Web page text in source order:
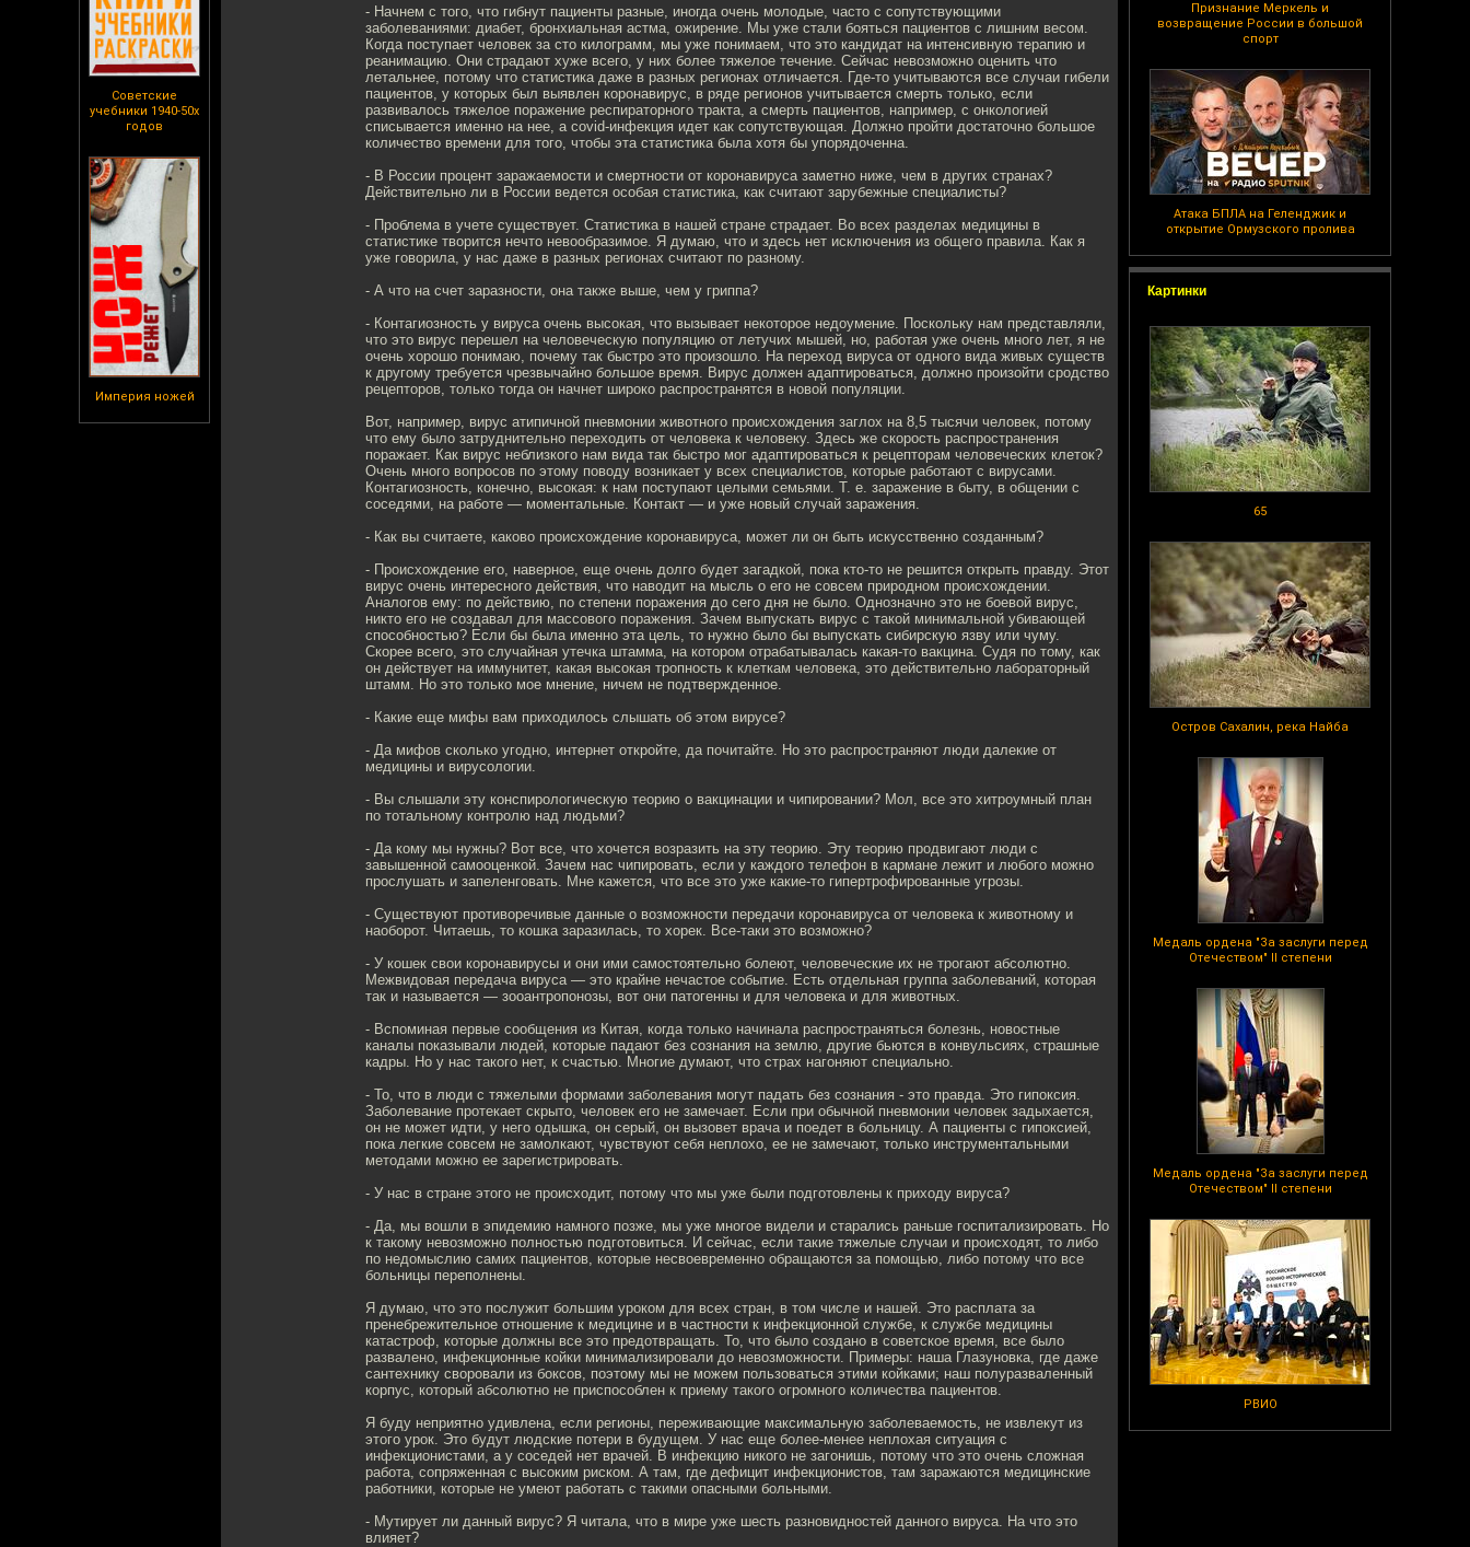
Советские
учебники 1940-50х
годов
Империя ножей
Признание Меркель и
возвращение России в большой
спорт
Атака БПЛА на Геленджик и
открытие Ормузского пролива
Картинки
65
Остров Сахалин, река Найба
Медаль ордена "За заслуги перед
Отечеством" II степени
Медаль ордена "За заслуги перед
Отечеством" II степени
РВИО
- Начнем с того, что гибнут пациенты разные, иногда очень молодые, часто с сопутствующими
заболеваниями: диабет, бронхиальная астма, ожирение. Мы уже стали бояться пациентов с лишним весом.
Когда поступает человек за сто килограмм, мы уже понимаем, что это кандидат на интенсивную терапию и
реанимацию. Они страдают хуже всего, у них более тяжелое течение. Сейчас невозможно оценить что
летальнее, потому что статистика даже в разных регионах отличается. Где-то учитываются все случаи гибели
пациентов, у которых был выявлен коронавирус, в ряде регионов учитывается смерть только, если
развивалось тяжелое поражение респираторного тракта, а смерть пациентов, например, с онкологией
списывается именно на нее, а covid-инфекция идет как сопутствующая. Должно пройти достаточно большое
количество времени для того, чтобы эта статистика была хотя бы упорядоченна.
- В России процент заражаемости и смертности от коронавируса заметно ниже, чем в других странах?
Действительно ли в России ведется особая статистика, как считают зарубежные специалисты?
- Проблема в учете существует. Статистика в нашей стране страдает. Во всех разделах медицины в
статистике творится нечто невообразимое. Я думаю, что и здесь нет исключения из общего правила. Как я
уже говорила, у нас даже в разных регионах считают по разному.
- А что на счет заразности, она также выше, чем у гриппа?
- Контагиозность у вируса очень высокая, что вызывает некоторое недоумение. Поскольку нам представляли,
что это вирус перешел на человеческую популяцию от летучих мышей, но, работая уже очень много лет, я не
очень хорошо понимаю, почему так быстро это произошло. На переход вируса от одного вида живых существ
к другому требуется чрезвычайно большое время. Вирус должен адаптироваться, должно произойти сродство
рецепторов, только тогда он начнет широко распространятся в новой популяции.
Вот, например, вирус атипичной пневмонии животного происхождения заглох на 8,5 тысячи человек, потому
что ему было затруднительно переходить от человека к человеку. Здесь же скорость распространения
поражает. Как вирус неблизкого нам вида так быстро мог адаптироваться к рецепторам человеческих клеток?
Очень много вопросов по этому поводу возникает у всех специалистов, которые работают с вирусами.
Контагиозность, конечно, высокая: к нам поступают целыми семьями. Т. е. заражение в быту, в общении с
соседями, на работе — моментальные. Контакт — и уже новый случай заражения.
- Как вы считаете, каково происхождение коронавируса, может ли он быть искусственно созданным?
- Происхождение его, наверное, еще очень долго будет загадкой, пока кто-то не решится открыть правду. Этот
вирус очень интересного действия, что наводит на мысль о его не совсем природном происхождении.
Аналогов ему: по действию, по степени поражения до сего дня не было. Однозначно это не боевой вирус,
никто его не создавал для массового поражения. Зачем выпускать вирус с такой минимальной убивающей
способностью? Если бы была именно эта цель, то нужно было бы выпускать сибирскую язву или чуму.
Скорее всего, это случайная утечка штамма, на котором отрабатывалась какая-то вакцина. Судя по тому, как
он действует на иммунитет, какая высокая тропность к клеткам человека, это действительно лабораторный
штамм. Но это только мое мнение, ничем не подтвержденное.
- Какие еще мифы вам приходилось слышать об этом вирусе?
- Да мифов сколько угодно, интернет откройте, да почитайте. Но это распространяют люди далекие от
медицины и вирусологии.
- Вы слышали эту конспирологическую теорию о вакцинации и чипировании? Мол, все это хитроумный план
по тотальному контролю над людьми?
- Да кому мы нужны? Вот все, что хочется возразить на эту теорию. Эту теорию продвигают люди с
завышенной самооценкой. Зачем нас чипировать, если у каждого телефон в кармане лежит и любого можно
прослушать и запеленговать. Мне кажется, что все это уже какие-то гипертрофированные угрозы.
- Существуют противоречивые данные о возможности передачи коронавируса от человека к животному и
наоборот. Читаешь, то кошка заразилась, то хорек. Все-таки это возможно?
- У кошек свои коронавирусы и они ими самостоятельно болеют, человеческие их не трогают абсолютно.
Межвидовая передача вируса — это крайне нечастое событие. Есть отдельная группа заболеваний, которая
так и называется — зооантропонозы, вот они патогенны и для человека и для животных.
- Вспоминая первые сообщения из Китая, когда только начинала распространяться болезнь, новостные
каналы показывали людей, которые падают без сознания на землю, другие бьются в конвульсиях, страшные
кадры. Но у нас такого нет, к счастью. Многие думают, что страх нагоняют специально.
- То, что в люди с тяжелыми формами заболевания могут падать без сознания - это правда. Это гипоксия.
Заболевание протекает скрыто, человек его не замечает. Если при обычной пневмонии человек задыхается,
он не может идти, у него одышка, он серый, он вызовет врача и поедет в больницу. А пациенты с гипоксией,
пока легкие совсем не замолкают, чувствуют себя неплохо, ее не замечают, только инструментальными
методами можно ее зарегистрировать.
- У нас в стране этого не происходит, потому что мы уже были подготовлены к приходу вируса?
- Да, мы вошли в эпидемию намного позже, мы уже многое видели и старались раньше госпитализировать. Но
к такому невозможно полностью подготовиться. И сейчас, если такие тяжелые случаи и происходят, то либо
по недомыслию самих пациентов, которые несвоевременно обращаются за помощью, либо потому что все
больницы переполнены.
Я думаю, что это послужит большим уроком для всех стран, в том числе и нашей. Это расплата за
пренебрежительное отношение к медицине и в частности к инфекционной службе, к службе медицины
катастроф, которые должны все это предотвращать. То, что было создано в советское время, все было
развалено, инфекционные койки минимализировали до невозможности. Примеры: наша Глазуновка, где даже
сантехнику своровали из боксов, поэтому мы не можем пользоваться этими койками; наш полуразваленный
корпус, который абсолютно не приспособлен к приему такого огромного количества пациентов.
Я буду неприятно удивлена, если регионы, переживающие максимальную заболеваемость, не извлекут из
этого урок. Это будут людские потери в будущем. У нас еще более-менее неплохая ситуация с
инфекционистами, а у соседей нет врачей. В инфекцию никого не загонишь, потому что это очень сложная
работа, сопряженная с высоким риском. А там, где дефицит инфекционистов, там заражаются медицинские
работники, которые не умеют работать с такими опасными больными.
- Мутирует ли данный вирус? Я читала, что в мире уже шесть разновидностей данного вируса. На что это
влияет?